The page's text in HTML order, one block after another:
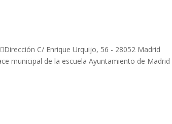
C/ Enrique Urquijo, 56 - 28052 Madrid
municipal de la escuela Ayuntamiento de Madrid